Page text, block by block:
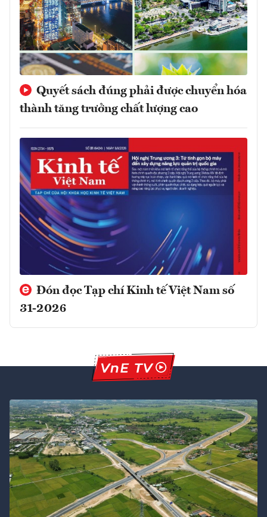
Quyết sách đúng phải được chuyển hóa
thành tăng trưởng chất lượng cao
Đón đọc Tạp chí Kinh tế Việt Nam số
31-2026